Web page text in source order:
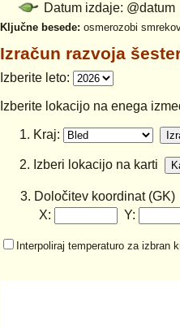
Datum izdaje: @datum
Ključne besede: osmerozobi
Izračun razvoja
Izberite leto:
Izberite lokacijo na enega
1. Kraj:
2. Izberi lokacijo na karti
3. Določitev koordinat (GK)
X:
Y:
Interpoliraj temperaturo za izbran